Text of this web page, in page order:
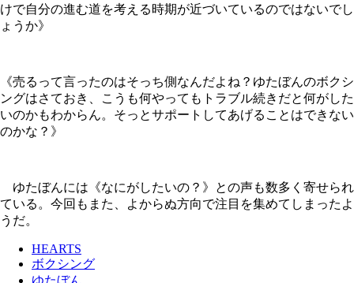
けで自分の進む道を考える時期が近づいているのではないでし
ょうか》
《売るって言ったのはそっち側なんだよね？ゆたぼんのボクシ
ングはさておき、こうも何やってもトラブル続きだと何がした
いのかもわからん。そっとサポートしてあげることはできない
のかな？》
ゆたぼんには《なにがしたいの？》との声も数多く寄せられ
ている。今回もまた、よからぬ方向で注目を集めてしまったよ
うだ。
HEARTS
ボクシング
ゆたぼん